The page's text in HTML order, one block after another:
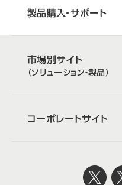
製品購入・サポート
市場別サイト
（ソリューション・製品）
コーポレートサイト